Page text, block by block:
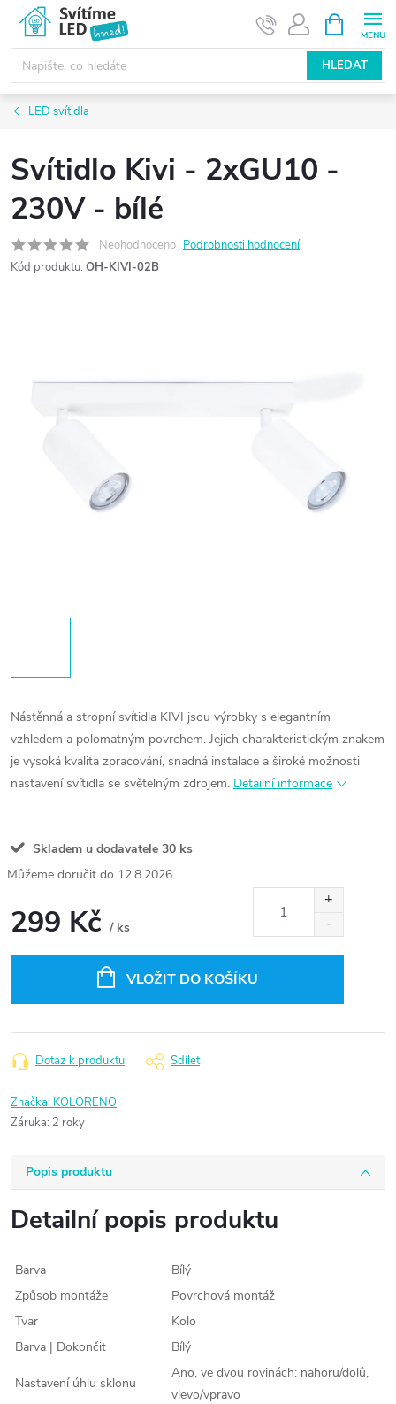
obsah
HLEDAT
NÁKUPNÍ
KOŠÍK
LED svítidla
Svítidlo Kivi - 2xGU10 -
230V - bílé
Neohodnoceno Podrobnosti hodnocení
Kód produktu: OH-KIVI-02B
Nástěnná a stropní svítidla KIVI jsou výrobky s elegantním
vzhledem a polomatným povrchem. Jejich charakteristickým znakem
je vysoká kvalita zpracování, snadná instalace a široké možnosti
nastavení svítidla se světelným zdrojem. Detailní informace
Skladem u dodavatele 30 ks
12.8.2026
299 Kč / ks
VLOŽIT DO KOŠÍKU
Dotaz k produktu Sdílet
Značka: KOLORENO
Záruka: 2 roky
Popis produktu
Detailní popis produktu
Barva
Bílý
Způsob montáže
Povrchová montáž
Tvar
Kolo
Barva | Dokončit
Bílý
Nastavení úhlu sklonu
Ano, ve dvou rovinách: nahoru/dolů,
vlevo/vpravo